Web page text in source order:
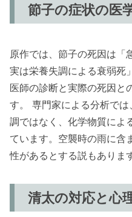
節子の症状の医
原作では、節子の死因は「
実は栄養失調による衰弱死
医師の診断と実際の死因と
す。 専門家による分析で
調ではなく、化学物質によ
ています。空襲時の雨に含
性があるとする説もありま
清太の対応と心